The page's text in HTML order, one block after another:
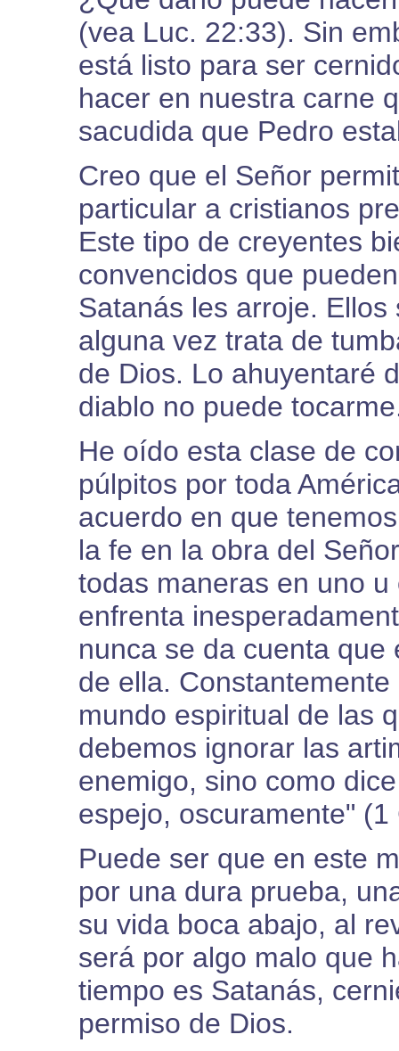
(vea Luc. 22:33). Sin
está listo para ser
hacer en nuestra carne
sacudida que Pedro
Creo que el Señor
particular a cristianos
Este tipo de creyentes
convencidos que
Satanás les arroje.
alguna vez trata de
de Dios. Lo ahuyentaré
diablo no puede
He oído esta clase de
púlpitos por toda
acuerdo en que
la fe en la obra del
todas maneras en uno
enfrenta
nunca se da cuenta
de ella.
mundo espiritual de las
debemos ignorar las
enemigo, sino como
espejo, oscuramente"
Puede ser que en este
por una dura prueba,
su vida boca abajo, al
será por algo malo que
tiempo es Satanás,
permiso de Dios.